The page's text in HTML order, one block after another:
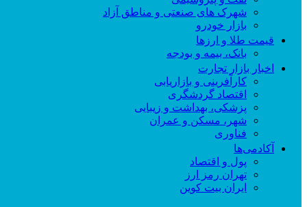
شهرک های صنعتی و مناطق آزاد
بازار خودرو
قیمت طلا و ارزها
بانک، بیمه و بودجه
اخبار بازار تجارت
کارآفرینی و بازاریابی
اقتصاد گردشگری
پزشکی، بهداشت و زیبایی
شهر، مسکن و عمران
فناوری
آکادمی‌ها
پول و اقتصاد
تهران رمز ارز
ایران بیت کوین